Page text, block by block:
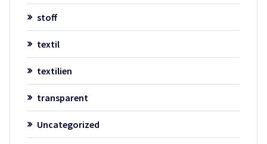
stoff
textil
textilien
transparent
Uncategorized